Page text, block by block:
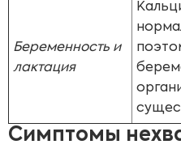
Беременность и
лактация
Симптомы